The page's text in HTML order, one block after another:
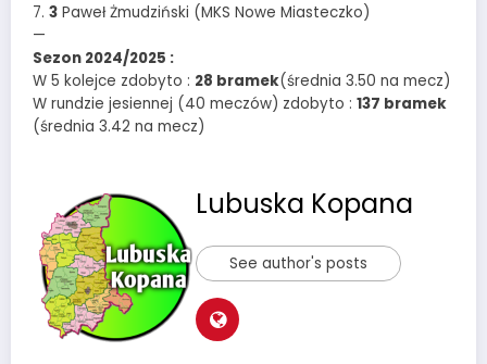
7. 3 Paweł Żmudziński (MKS Nowe Miasteczko)
—
Sezon 2024/2025 :
W 5 kolejce zdobyto : 28 bramek(średnia 3.50 na mecz)
W rundzie jesiennej (40 meczów) zdobyto : 137 bramek
(średnia 3.42 na mecz)
Lubuska Kopana
See author's posts